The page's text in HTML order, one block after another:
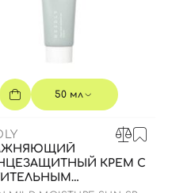
50 мл
КРЕМ С